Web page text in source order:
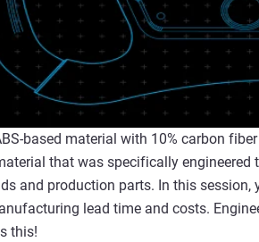
based material with 10% carbon
that was specifically
and production parts. In this
lead time and costs.
this!